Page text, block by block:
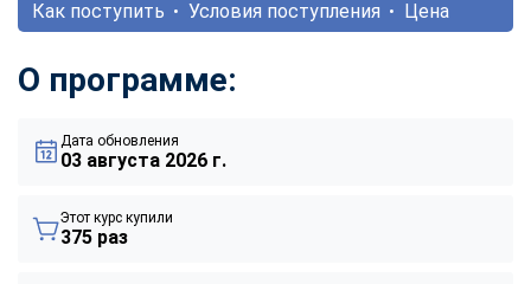
Как поступить
Условия поступления Цена
О программе:
Дата обновления
03 августа 2026 г.
Этот курс купили
375 раз